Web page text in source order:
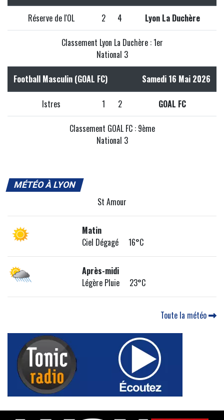
Réserve de l'OL 2 4 Lyon La Duchère
Classement Lyon La Duchère : 1er
National 3
Football Masculin (GOAL FC) Samedi 16 Mai 2026
Istres 1 2 GOAL FC
Classement GOAL FC : 9ème
National 3
MÉTÉO À LYON
St Amour
Matin
Ciel Dégagé 16°C
Après-midi
Légère Pluie 23°C
Toute la météo